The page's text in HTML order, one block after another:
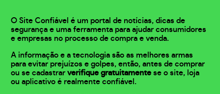
O Site Confiável é um portal de notícias, dicas de
segurança e uma ferramenta para ajudar consumidores
e empresas no processo de compra e venda.
A informação e a tecnologia são as melhores armas
para evitar prejuízos e golpes, então, antes de comprar
ou se cadastrarverifique gratuitamente se o site, loja
ou aplicativo é realmente confiável.